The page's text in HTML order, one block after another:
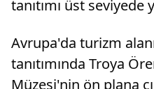
tanıtımı üst seviyede
Avrupa'da turizm
tanıtımında Troya
Müzesi'nin ön plana